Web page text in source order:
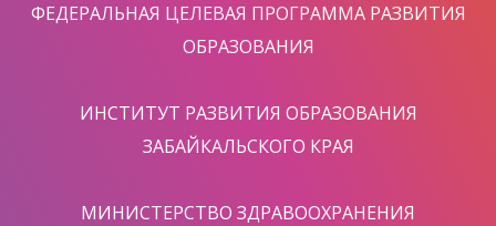
ФЕДЕРАЛЬНАЯ ЦЕЛЕВАЯ ПРОГРАММА РАЗВИТИЯ
ОБРАЗОВАНИЯ
ИНСТИТУТ РАЗВИТИЯ ОБРАЗОВАНИЯ
ЗАБАЙКАЛЬСКОГО КРАЯ
МИНИСТЕРСТВО ЗДРАВООХРАНЕНИЯ